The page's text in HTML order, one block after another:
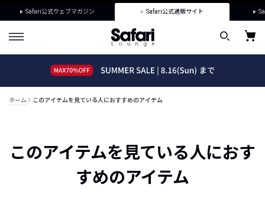
Safari公式ウェブマガジン Safari公式通販サイト
ホーム このアイテムを見ている人におすすめのアイテム
このアイテムを見ている人におす
すめのアイテム